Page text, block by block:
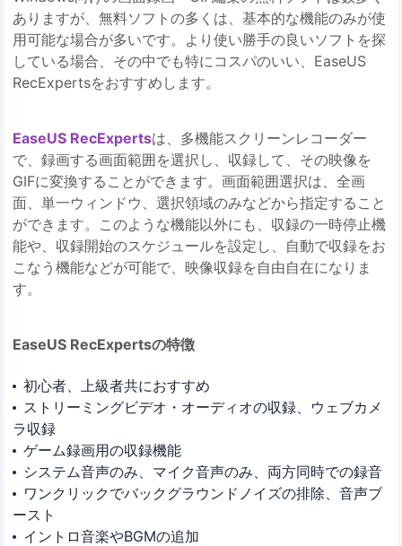
ありますが、無料ソフトの多くは、基本的な機能のみが使
用可能な場合が多いです。より使い勝手の良いソフトを探
している場合、その中でも特にコスパのいい、EaseUS
RecExpertsをおすすめします。
EaseUS RecExpertsは、多機能スクリーンレコーダー
で、録画する画面範囲を選択し、収録して、その映像を
GIFに変換することができます。画面範囲選択は、全画
面、単一ウィンドウ、選択領域のみなどから指定すること
ができます。このような機能以外にも、収録の一時停止機
能や、収録開始のスケジュールを設定し、自動で収録をお
こなう機能などが可能で、映像収録を自由自在になりま
す。
EaseUS RecExpertsの特徴
初心者、上級者共におすすめ
ストリーミングビデオ・オーディオの収録、ウェブカメ
ラ収録
ゲーム録画用の収録機能
システム音声のみ、マイク音声のみ、両方同時での録音
ワンクリックでバックグラウンドノイズの排除、音声ブ
ースト
イントロ音楽やBGMの追加